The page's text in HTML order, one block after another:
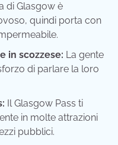
di Glasgow è
quindi porta con
in scozzese: La gente
di parlare la loro
Il Glasgow Pass ti
in molte attrazioni
pubblici.